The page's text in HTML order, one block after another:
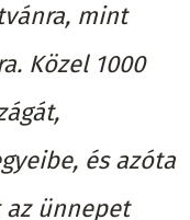
mint
Közel 1000
és azóta
az ünnepet